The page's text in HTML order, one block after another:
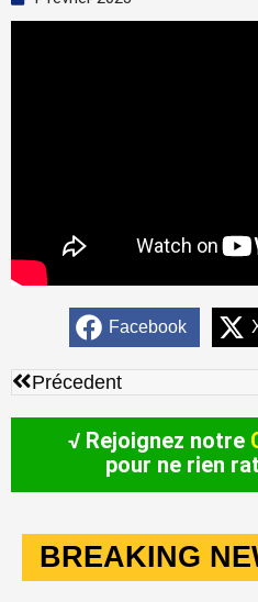
Facebook
Précédent
Précedent
√ Rejoignez notre
pour ne rien
BREAKING